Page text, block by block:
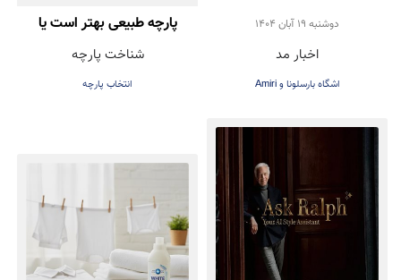
باشگاه فوتبال بارسلونا در
طراحی لباس‌های رسمی
دوشنبه 19 آبان 1404
اخبار مد
اشگاه بارسلونا و Amiri
پارچه طبیعی بهتر است یا
مصنوعی؟ راهنمای انتخاب
درست هنگام خرید لباس
شناخت پارچه
انتخاب پارچه